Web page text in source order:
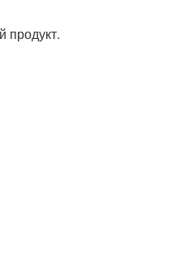
продукт.